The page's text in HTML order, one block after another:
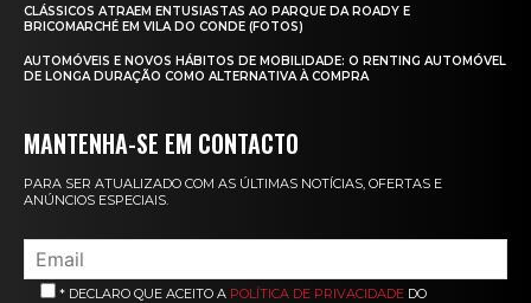
CLÁSSICOS ATRAEM ENTUSIASTAS AO PARQUE DA ROADY E
BRICOMARCHÉ EM VILA DO CONDE (FOTOS)
AUTOMÓVEIS E NOVOS HÁBITOS DE MOBILIDADE: O RENTING AUTOMÓVEL
DE LONGA DURAÇÃO COMO ALTERNATIVA À COMPRA
MANTENHA-SE EM CONTACTO
PARA SER ATUALIZADO COM AS ÚLTIMAS NOTÍCIAS, OFERTAS E
ANÚNCIOS ESPECIAIS.
* DECLARO QUE ACEITO A POLÍTICA DE PRIVACIDADE DO